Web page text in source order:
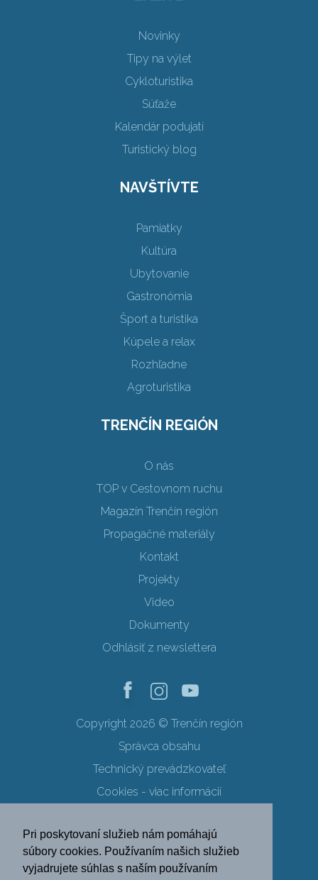
Pri poskytovaní služieb nám pomáhajú
súbory cookies. Používaním našich služieb
vyjadrujete súhlas s naším používaním
Novinky
Tipy na výlet
Cykloturistika
Súťaže
Kalendár podujatí
Turistický blog
NAVŠTÍVTE
Pamiatky
Kultúra
Ubytovanie
Gastronómia
Šport a turistika
Kúpele a relax
Rozhľadne
Agroturistika
TRENČÍN REGIÓN
O nás
TOP v Cestovnom ruchu
Magazín Trenčín región
Propagačné materiály
Kontakt
Projekty
Video
Dokumenty
Odhlásiť z newslettera
Copyright 2026 © Trenčín región
Správca obsahu
Technický prevádzkovateľ
Cookies - viac informácií
Ochrana osobných údajov
SK EN DE PL